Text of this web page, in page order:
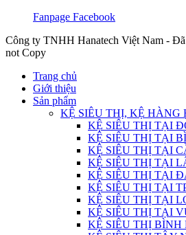
Fanpage Facebook
Công ty TNHH Hanatech Việt Nam -
not Copy
Trang chủ
Giới thiệu
Sản phẩm
KỆ SIÊU THỊ, KỆ HÀNG
KỆ SIÊU THỊ TẠI
KỆ SIÊU THỊ TẠI
KỆ SIÊU THỊ TẠI
KỆ SIÊU THỊ TẠI
KỆ SIÊU THỊ TẠI
KỆ SIÊU THỊ TẠI
KỆ SIÊU THỊ TẠI
KỆ SIÊU THỊ TẠI
KỆ SIÊU THỊ BÌNH